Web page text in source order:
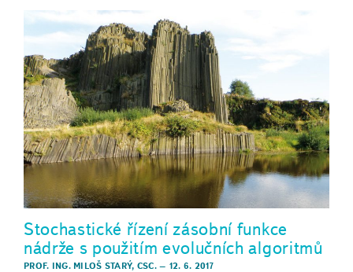
Stochastické řízení zásobní funkce
nádrže s použitím evolučních algoritmů
PROF. ING. MILOŠ STARÝ, CSC.– 12. 6. 2017